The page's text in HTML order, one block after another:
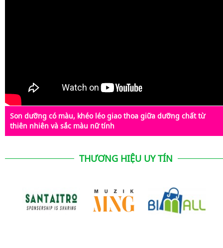
Son dưỡng có màu, khéo léo giao thoa giữa dưỡng chất từ
thiên nhiên và sắc màu nữ tính
THƯƠNG HIỆU UY TÍN